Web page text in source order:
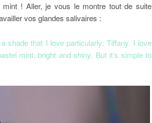
mint ! Aller, je vous le montre tout de suite
vos glandes salivaires :
shade that I love particularly: Tiffany. I love
mint, bright and shiny. But it’s simple to